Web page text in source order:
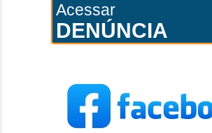
Acessar
DENÚNCIA